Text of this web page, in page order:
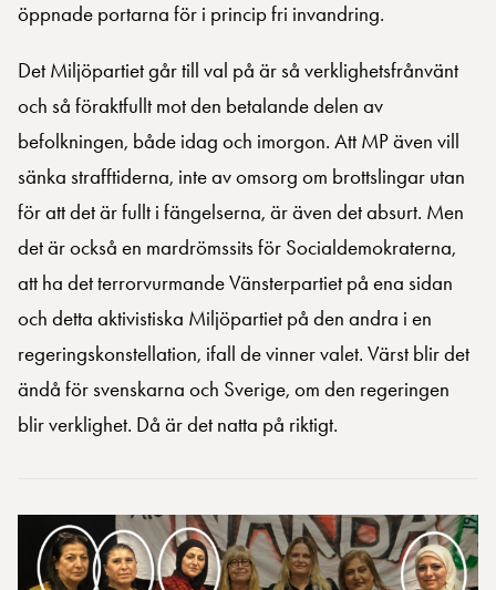
öppnade portarna för i princip fri invandring.
Det Miljöpartiet går till val på är så verklighetsfrånvänt
och så föraktfullt mot den betalande delen av
befolkningen, både idag och imorgon. Att MP även vill
sänka strafftiderna, inte av omsorg om brottslingar utan
för att det är fullt i fängelserna, är även det absurt. Men
det är också en mardrömssits för Socialdemokraterna,
att ha det terrorvurmande Vänsterpartiet på ena sidan
och detta aktivistiska Miljöpartiet på den andra i en
regeringskonstellation, ifall de vinner valet. Värst blir det
ändå för svenskarna och Sverige, om den regeringen
blir verklighet. Då är det natta på riktigt.